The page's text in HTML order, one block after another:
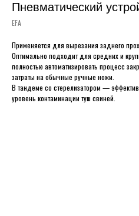
Пневматический
EFA
Применяется для вырезания заднего
Оптимально подходит для средних и
полностью автоматизировать процесс
затраты на обычные ручные ножи.
В тандеме со стерелизатором —
уровень контаминации туш свиней.